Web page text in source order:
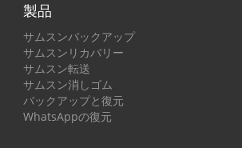
製品
サムスンバックアップ
サムスンリカバリー
サムスン転送
サムスン消しゴム
バックアップと復元
WhatsAppの復元